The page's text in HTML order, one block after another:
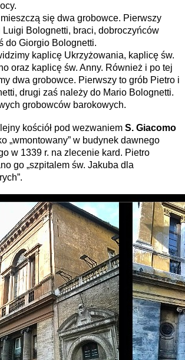
się dwa grobowce. Pierwszy
Luigi Bolognetti, braci, dobroczyńców
do Giorgio Bolognetti.
kaplicę Ukrzyżowania, kaplicę św.
oraz kaplicę św. Anny. Również i po tej
dwa grobowce. Pierwszy to grób Pietro i
drugi zaś należy do Mario Bolognetti.
grobowców barokowych.
kościół pod wezwaniem S. Giacomo
„wmontowany” w budynek dawnego
w 1339 r. na zlecenie kard. Pietro
go „szpitalem św. Jakuba dla